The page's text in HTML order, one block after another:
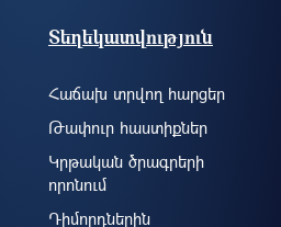
Տեղեկատվություն
Հաճախ տրվող հարցեր
Թափուր հաստիքներ
Կրթական ծրագրերի
որոնում
Դիմորդներին